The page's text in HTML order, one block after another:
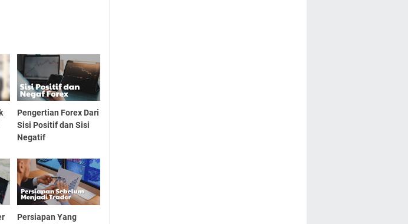
Pengertian Forex Dari
Sisi Positif dan Sisi
Negatif
Persiapan Yang